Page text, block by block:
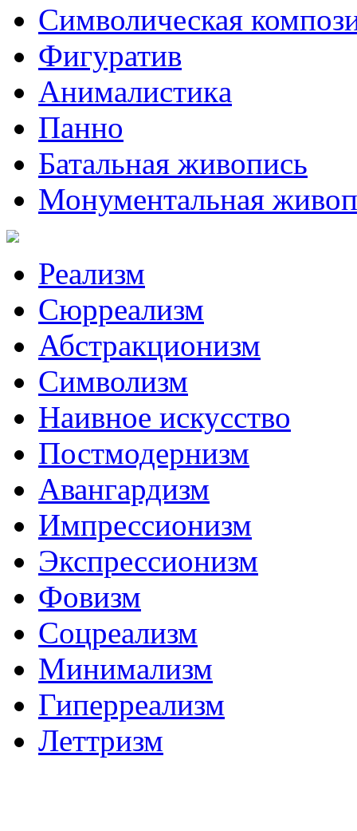
Символическая
Фигуратив
Анималистикa
Панно
Батальная живопись
Монументальная
Реализм
Сюрреализм
Абстракционизм
Символизм
Наивное искусство
Постмодернизм
Авангардизм
Импрессионизм
Экспрессионизм
Фовизм
Соцреализм
Минимализм
Гиперреализм
Леттризм